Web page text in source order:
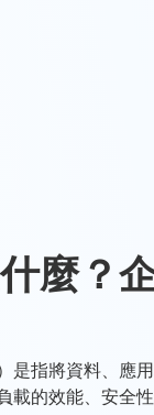
麼？
是指將資料、應
載的效能、安全